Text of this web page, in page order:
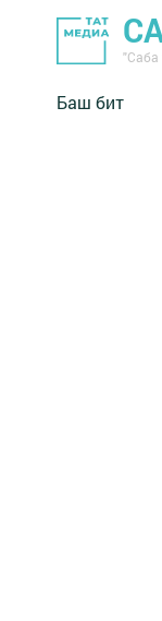
"Саба
Баш бит